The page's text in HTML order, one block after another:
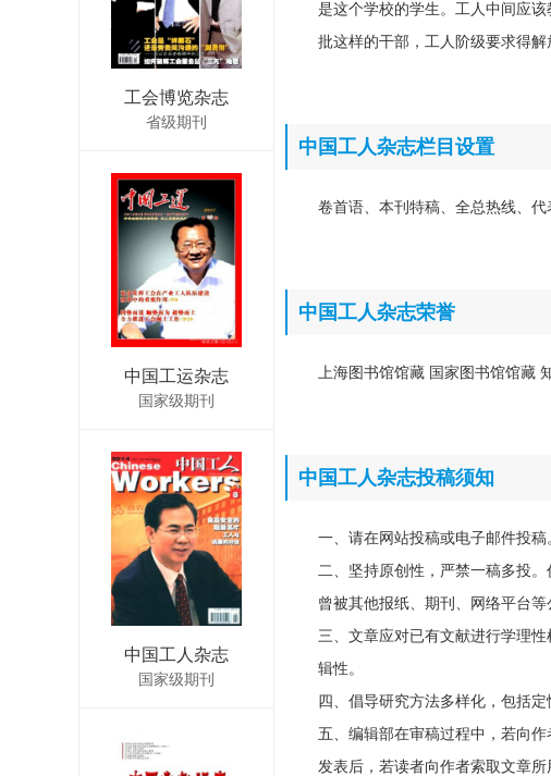
工会博览杂志
省级期刊
中国工运杂志
国家级期刊
中国工人杂志
国家级期刊
是这个学校的学生。工人中间应
批这样的干部，工人阶级要求得解
中国工人杂志栏目设置
卷首语、本刊特稿、全总热线、
中国工人杂志荣誉
上海图书馆馆藏 国家图书馆馆藏
中国工人杂志投稿须知
一、请在网站投稿或电子邮件投稿
二、坚持原创性，严禁一稿多投
曾被其他报纸、期刊、网络平台等
三、文章应对已有文献进行学理
辑性。
四、倡导研究方法多样化，包括
五、编辑部在审稿过程中，若向
发表后，若读者向作者索取文章